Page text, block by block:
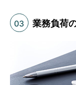
03 業務負荷